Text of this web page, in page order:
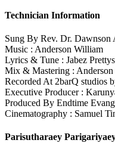
Technician Information
Sung By Rev. Dr. Dawnson
Music : Anderson William
Lyrics & Tune : Jabez
Mix & Mastering :
Recorded At 2barQ studios
Executive Producer :
Produced By Endtime
Cinematography : Samuel
Parisutharaey